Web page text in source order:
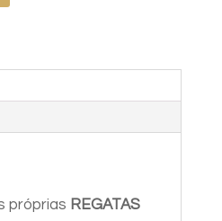
próprias REGATAS